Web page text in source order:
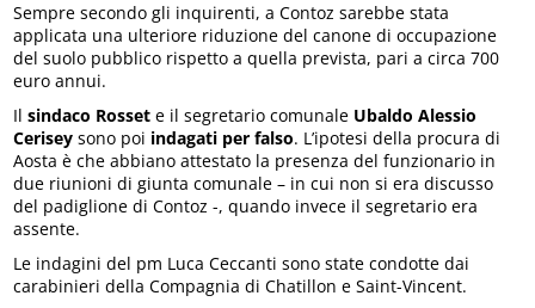
Sempre secondo gli inquirenti, a Contoz sarebbe stata
applicata una ulteriore riduzione del canone di occupazione
del suolo pubblico rispetto a quella prevista, pari a circa 700
euro annui.
Ilsindaco Rosset e il segretario comunale Ubaldo Alessio
Cerisey sono poi indagati per falso. L’ipotesi della procura di
Aosta è che abbiano attestato la presenza del funzionario in
due riunioni di giunta comunale – in cui non si era discusso
del padiglione di Contoz -, quando invece il segretario era
assente.
Le indagini del pm Luca Ceccanti sono state condotte dai
carabinieri della Compagnia di Chatillon e Saint-Vincent.